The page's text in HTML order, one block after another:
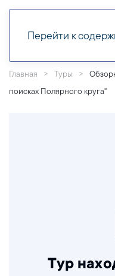
Перейти к
Главная Туры
поисках Полярного круга"
Тур